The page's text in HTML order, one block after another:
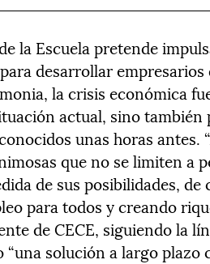
la Escuela pretende
desarrollar
la crisis económica
actual, sino también
unas horas antes.
que no se limiten a
de sus posibilidades, de
para todos y creando
de CECE, siguiendo la
“una solución a largo